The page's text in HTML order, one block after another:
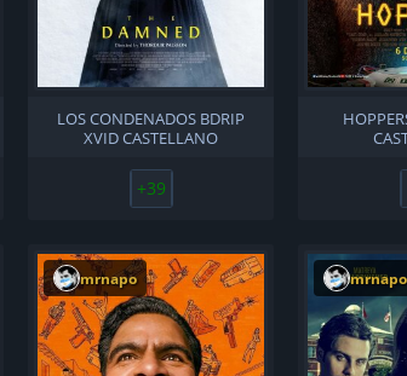
LOS CONDENADOS BDRIP
XVID CASTELLANO
+39
mrnapo mrnapo